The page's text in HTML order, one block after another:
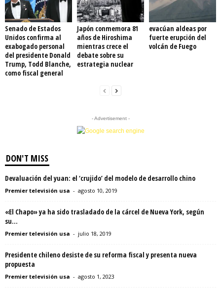
Senado de Estados
Unidos confirma al
exabogado personal
del presidente Donald
Trump, Todd Blanche,
como fiscal general
Japón conmemora 81
años de Hiroshima
mientras crece el
debate sobre su
estrategia nuclear
evacúan aldeas por
fuerte erupción del
volcán de Fuego
- Advertisement -
DON'T MISS
Devaluación del yuan: el ‘crujido’ del modelo de desarrollo chino
Premier televisión usa - agosto 10, 2019
«El Chapo» ya ha sido trasladado de la cárcel de Nueva York, según
su...
Premier televisión usa - julio 18, 2019
Presidente chileno desiste de su reforma fiscal y presenta nueva
propuesta
Premier televisión usa - agosto 1, 2023